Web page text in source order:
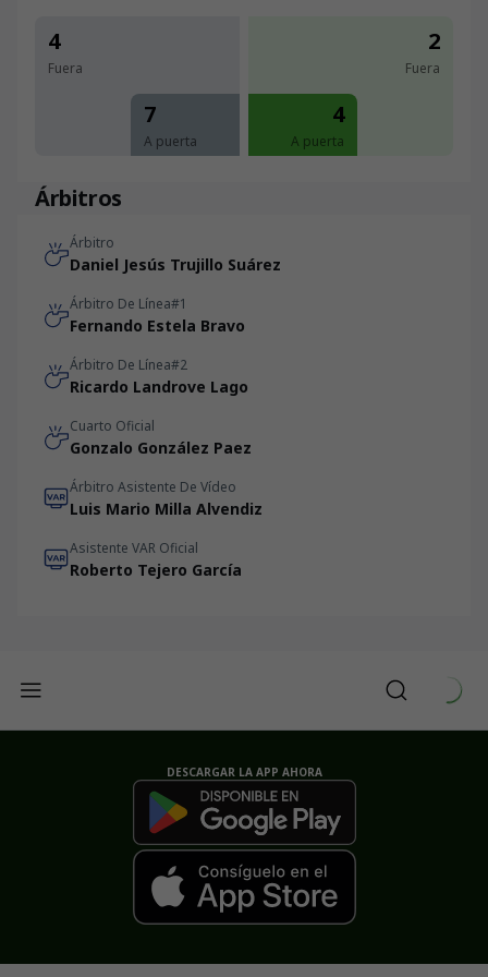
4
Fuera
7
A puerta
2
Fuera
4
A puerta
Árbitros
Árbitro
Daniel Jesús Trujillo Suárez
Árbitro De Línea#1
Fernando Estela Bravo
Árbitro De Línea#2
Ricardo Landrove Lago
Cuarto Oficial
Gonzalo González Paez
Árbitro Asistente De Vídeo
Luis Mario Milla Alvendiz
Asistente VAR Oficial
Roberto Tejero García
DESCARGAR LA APP AHORA